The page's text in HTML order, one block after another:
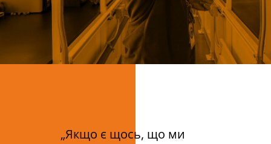
„Якщо є щось, що ми